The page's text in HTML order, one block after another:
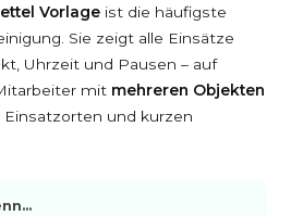
Vorlageist die häufigste
Sie zeigt alle Einsätze
Uhrzeit und Pausen – auf
mit mehreren Objekten
Einsatzorten und kurzen